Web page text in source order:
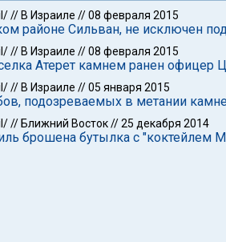
// В Израиле //08 февраля 2015
районе Сильван, не исключен
// В Израиле //08 февраля 2015
Атерет камнем ранен офицер
// В Израиле //05 января 2015
подозреваемых в метании
// Ближний Восток//25 декабря 2014
брошена бутылка с "коктейлем